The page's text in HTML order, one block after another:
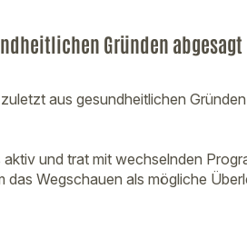
Gründen abgesagt
aus gesundheitlichen
und trat mit wechselnden
das Wegschauen als mögliche